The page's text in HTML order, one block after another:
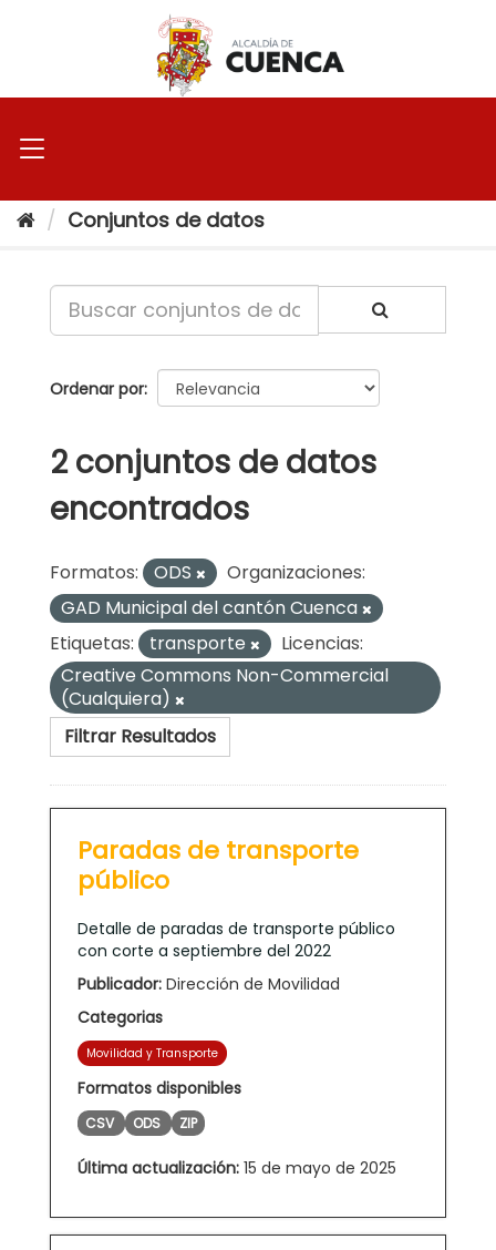
Conjuntos de datos
Ordenar por
2 conjuntos de datos
encontrados
Formatos: ODS
Organizaciones:
GAD Municipal del cantón Cuenca
Etiquetas:
transporte
Licencias:
Creative Commons Non-Commercial
(Cualquiera)
Filtrar Resultados
Paradas de transporte
público
Detalle de paradas de transporte público
con corte a septiembre del 2022
Publicador: Dirección de Movilidad
Categorias
Movilidad y Transporte
Formatos disponibles
CSV ODS ZIP
Última actualización: 15 de mayo de 2025